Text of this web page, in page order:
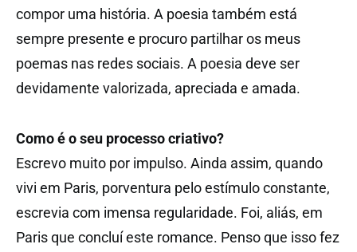
compor uma história. A poesia também está
sempre presente e procuro partilhar os meus
poemas nas redes sociais. A poesia deve ser
devidamente valorizada, apreciada e amada.
Como é o seu processo criativo?
Escrevo muito por impulso. Ainda assim, quando
vivi em Paris, porventura pelo estímulo constante,
escrevia com imensa regularidade. Foi, aliás, em
Paris que concluí este romance. Penso que isso fez